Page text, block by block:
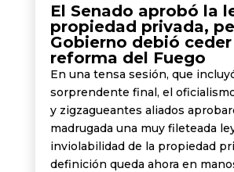
El Senado aprobó la
propiedad privada,
Gobierno debió
reforma del Fuego
En una tensa sesión, que
sorprendente final, el
y zigzagueantes aliados
madrugada una muy fileteada
inviolabilidad de la propiedad
definición queda ahora en